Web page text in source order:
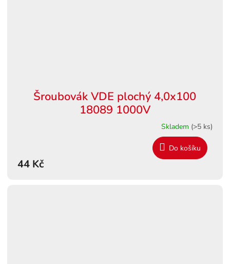
Šroubovák VDE plochý 4,0x100
18089 1000V
Skladem (>5 ks)
44 Kč
Do košíku